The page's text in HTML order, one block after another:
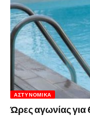
ΑΣΤΥΝΟΜΙΚΆ
Ώρες αγωνίας